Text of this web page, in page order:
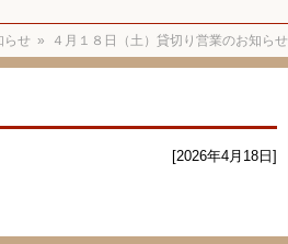
らせ » ４月１８日（土）貸切り営業のお知らせ
[2026年4月18日]